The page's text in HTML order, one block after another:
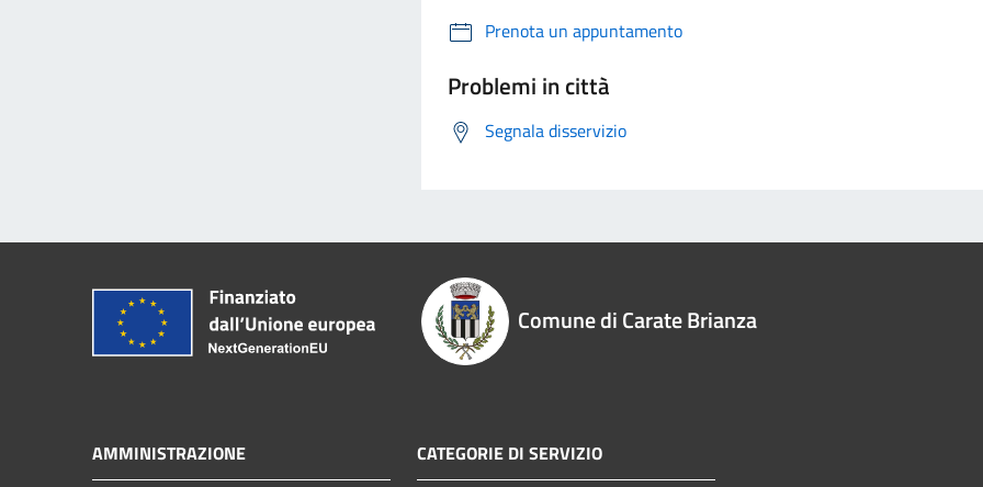
Prenota un appuntamento
Problemi in città
Segnala disservizio
Comune di Carate Brianza
AMMINISTRAZIONE CATEGORIE DI SERVIZIO